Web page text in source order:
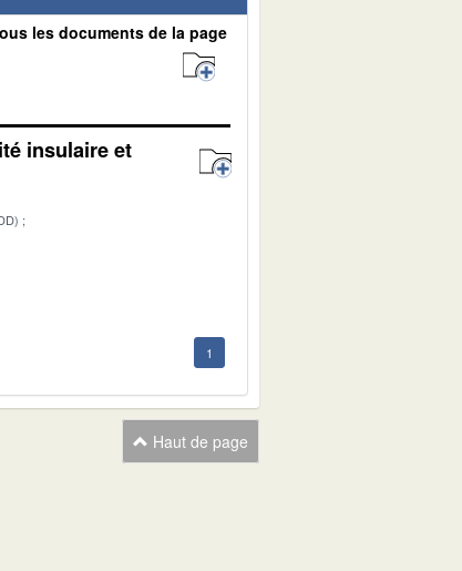
les documents de la page
insulaire et
1
Haut de page